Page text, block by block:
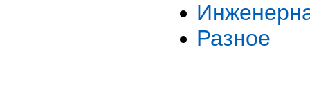
Разное